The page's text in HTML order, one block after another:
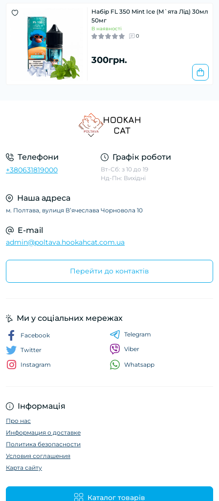
Набір FL 350 Mint Ice (М`ята Лід) 30мл
50мг
В наявності
0
300грн.
Телефони
+380631819000
Графік роботи
Вт-Сб: з 10 до 19
Нд-Пн: Вихідні
Наша адреса
м. Полтава, вулиця Вʼячеслава Чорновола 10
E-mail
admin@poltava.hookahcat.com.ua
Перейти до контактів
Інформація
Про нас
Информация о доставке
Политика безопасности
Условия соглашения
Карта сайту
Каталог товарів
Ми у соціальних мережах
Facebook
Twitter
Instagram
Telegram
Viber
Whatsapp